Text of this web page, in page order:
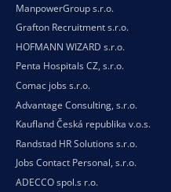
ManpowerGroup s.r.o.
Grafton Recruitment s.r.o.
HOFMANN WIZARD s.r.o.
Penta Hospitals CZ, s.r.o.
Comac jobs s.r.o.
Advantage Consulting, s.r.o.
Kaufland Česká republika v.o.s.
Randstad HR Solutions s.r.o.
Jobs Contact Personal, s.r.o.
ADECCO spol.s r.o.